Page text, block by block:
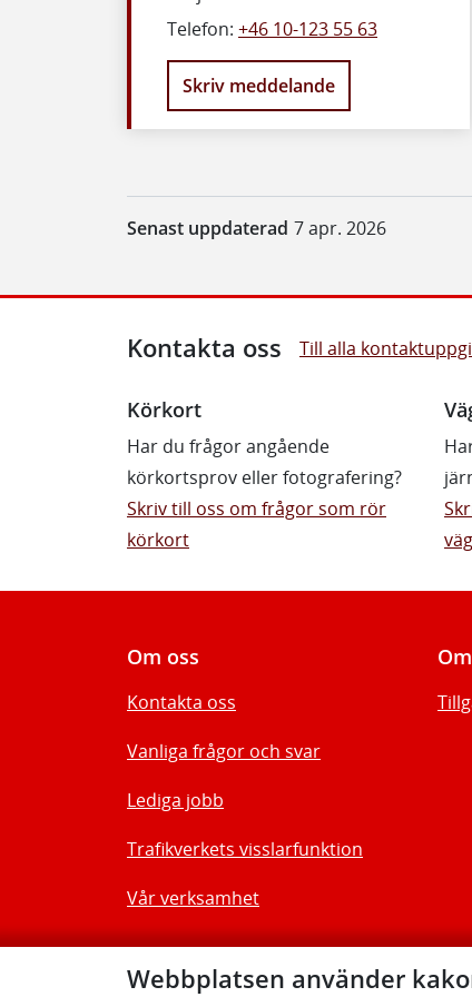
Telefon: +46 10-123 55 63
Skriv meddelande
Senast uppdaterad 7 apr. 2026
Webbplatsen använder
Kontakta oss Till alla
Körkort
Har du frågor angående
körkortsprov eller fotografering?
Skriv till oss om frågor som rör
körkort
Om oss
Kontakta oss
Vanliga frågor och svar
Lediga jobb
Trafikverkets visslarfunktion
Vår verksamhet